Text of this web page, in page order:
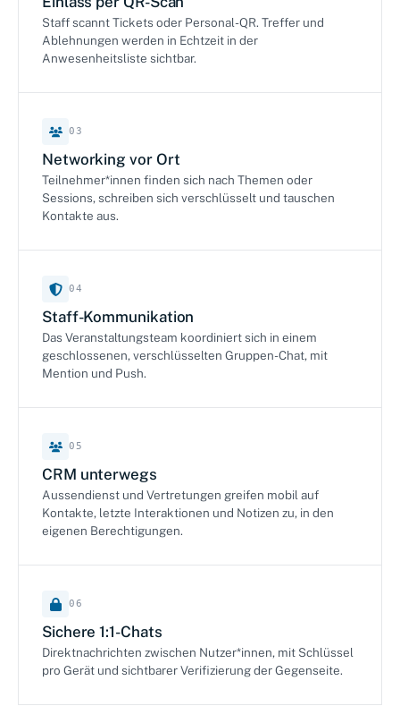
Staff scannt Tickets oder Personal-QR. Treffer und
Ablehnungen werden in Echtzeit in der
Anwesenheitsliste sichtbar.
03
Networking vor Ort
Teilnehmer*innen finden sich nach Themen oder
Sessions, schreiben sich verschlüsselt und tauschen
Kontakte aus.
04
Staff-Kommunikation
Das Veranstaltungsteam koordiniert sich in einem
geschlossenen, verschlüsselten Gruppen-Chat, mit
Mention und Push.
05
CRM unterwegs
Aussendienst und Vertretungen greifen mobil auf
Kontakte, letzte Interaktionen und Notizen zu, in den
eigenen Berechtigungen.
06
Sichere 1:1-Chats
Direktnachrichten zwischen Nutzer*innen, mit Schlüssel
pro Gerät und sichtbarer Verifizierung der Gegenseite.